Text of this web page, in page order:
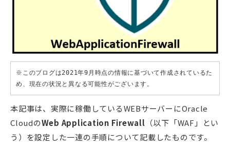
※このブログは2021年9月時点の情報に基づいて作成されているた
め、現在の状況と異なる可能性がございます。
本記事は、実際に稼働しているWEBサーバーにOracle
CloudのWeb Application Firewall （以下「WAF」とい
う）を設定した一連の手順について記載したものです。